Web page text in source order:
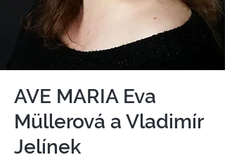
AVE MARIA Eva
Müllerová a Vladimír
Jelínek